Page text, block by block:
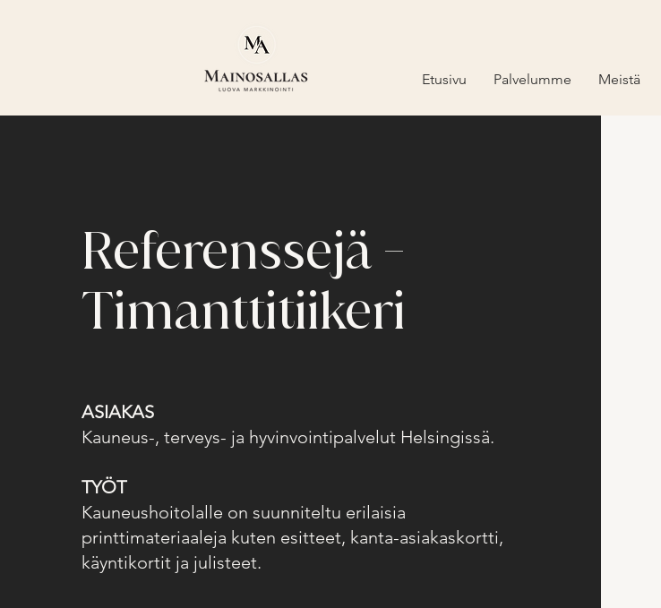
Etusivu Palvelumme Meistä
Referenssejä -
Timanttitiikeri
ASIAKAS
Kauneus-, terveys- ja hyvinvointipalvelut Helsingissä.
TYÖT
Kauneushoitolalle on suunniteltu erilaisia
printtimateriaaleja kuten esitteet, kanta-asiakaskortti,
käyntikortit ja julisteet.